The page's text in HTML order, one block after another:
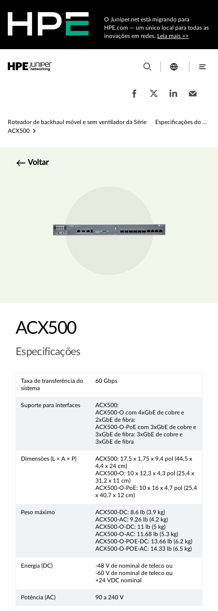
O Juniper.net está migrando para
HPE.com — um único local para todas as
inovações em redes. Leia mais >>
Roteador de backhaul móvel e sem ventilador da Série
ACX500
Especificações do roteador de backhaul móvel sem ventilador ACX500
Voltar
ACX500
Especificações
Taxa de transferência do
sistema
60 Gbps
Suporte para interfaces
ACX500:
ACX500-O com 4xGbE de cobre e
2xGbE de fibra:
ACX500-O-PoE com 3xGbE de cobre e
3xGbE de fibra: 3xGbE de cobre e
3xGbE de fibra
Dimensões (L × A × P)
ACX500: 17,5 x 1,75 x 9,4 pol (44,5 x
4,4 x 24 cm)
ACX500-O: 10 x 12,3 x 4,3 pol (25,4 x
31,2 x 11 cm)
ACX500-O-PoE: 10 x 16 x 4,7 pol (25,4
x 40,7 x 12 cm)
Peso máximo
ACX500-DC: 8.6 lb (3.9 kg)
ACX500-AC: 9.26 lb (4.2 kg)
ACX500-O-DC: 11 lb (5 kg)
ACX500-O-AC: 11.68 lb (5.3 kg)
ACX500-O-POE-DC: 13.66 lb (6.2 kg)
ACX500-O-POE-AC: 14.33 lb (6.5 kg)
Energia (DC)
-48 V de nominal de teleco ou
-60 V de nominal de teleco ou
+24 VDC nominal
Potência (AC) 90 a 240 V